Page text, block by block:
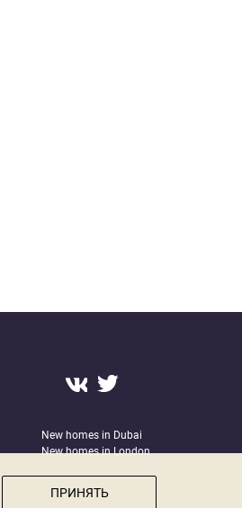
New homes in Dubai
New homes in London
ПРИНЯТЬ